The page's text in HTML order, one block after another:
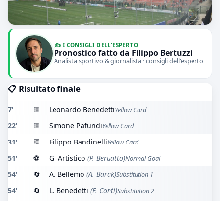
✍️ I CONSIGLI DELL'ESPERTO
Pronostico fatto da Filippo Bertuzzi
Analista sportivo & giornalista · consigli dell'esperto
📋 Risultato finale
7' 🟨 Leonardo BenedettiYellow Card
22' 🟨 Simone PafundiYellow Card
31' 🟨 Filippo BandinelliYellow Card
51' ⚽ G. Artistico (P. Beruatto)Normal Goal
54' 🔄 A. Bellemo (A. Barak)Substitution 1
54' 🔄 L. Benedetti (F. Conti)Substitution 2